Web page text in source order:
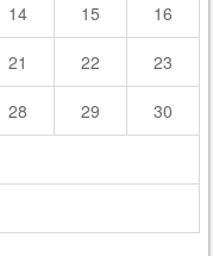
14 15 16
21 22 23
28 29 30